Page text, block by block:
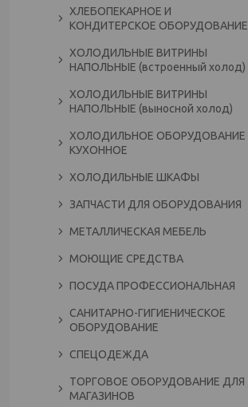
ХЛЕБОПЕКАРНОЕ И
КОНДИТЕРСКОЕ ОБОРУДОВАНИЕ
ХОЛОДИЛЬНЫЕ ВИТРИНЫ
НАПОЛЬНЫЕ (встроенный холод)
ХОЛОДИЛЬНЫЕ ВИТРИНЫ
НАПОЛЬНЫЕ (выносной холод)
ХОЛОДИЛЬНОЕ ОБОРУДОВАНИЕ
КУХОННОЕ
ХОЛОДИЛЬНЫЕ ШКАФЫ
ЗАПЧАСТИ ДЛЯ ОБОРУДОВАНИЯ
МЕТАЛЛИЧЕСКАЯ МЕБЕЛЬ
МОЮЩИЕ СРЕДСТВА
ПОСУДА ПРОФЕССИОНАЛЬНАЯ
САНИТАРНО-ГИГИЕНИЧЕСКОЕ
ОБОРУДОВАНИЕ
СПЕЦОДЕЖДА
ТОРГОВОЕ ОБОРУДОВАНИЕ ДЛЯ
МАГАЗИНОВ